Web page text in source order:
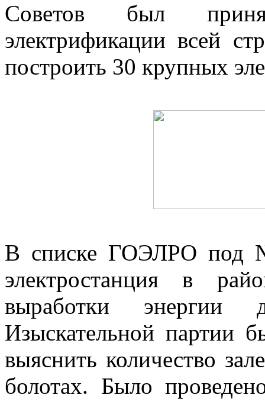
Советов был
электрификации всей
построить 30 крупных
В списке ГОЭЛРО под №
электростанция в
выработки
Изыскательной партии
выяснить количество
болотах. Было